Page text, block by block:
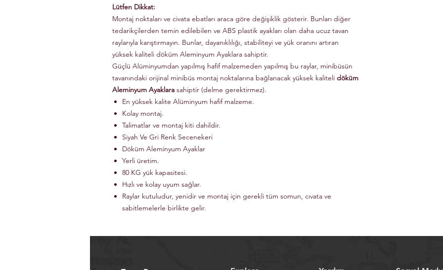
Lütfen Dikkat:
Montaj noktaları ve civata ebatları araca göre değişiklik gösterir. Bunları diğer
tedarikçilerden temin edilebilen ve ABS plastik ayakları olan daha ucuz tavan
raylarıyla karıştırmayın. Bunlar, dayanıklılığı, stabiliteyi ve yük oranını artıran
yüksek kaliteli döküm Aleminyum Ayaklara sahiptir.
Güçlü Alüminyumdan yapılmış hafif malzemeden yapılmış bu raylar, minibüsün
tavanındaki orijinal minibüs montaj noktalarına bağlanacak yüksek kaliteli döküm
Aleminyum Ayaklara sahiptir (delme gerektirmez).
En yüksek kalite Alüminyum hafif malzeme.
Kolay montaj.
Talimatlar ve montaj kiti dahildir.
Siyah Ve Gri Renk Secenekeri
Döküm Aleminyum Ayaklar
Yerli üretim.
80 KG yük kapasitesi.
Hızlı ve kolay uyum sağlar.
Raylar kutuludur, yenidir ve montaj için gerekli tüm somun, cıvata ve
sabitlemelerle birlikte gelir.